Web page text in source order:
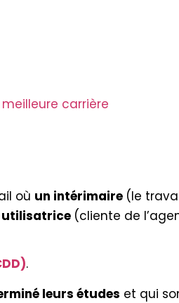
carrière
où un intérimaire (le
utilisatrice (cliente de
.
leurs études et qui